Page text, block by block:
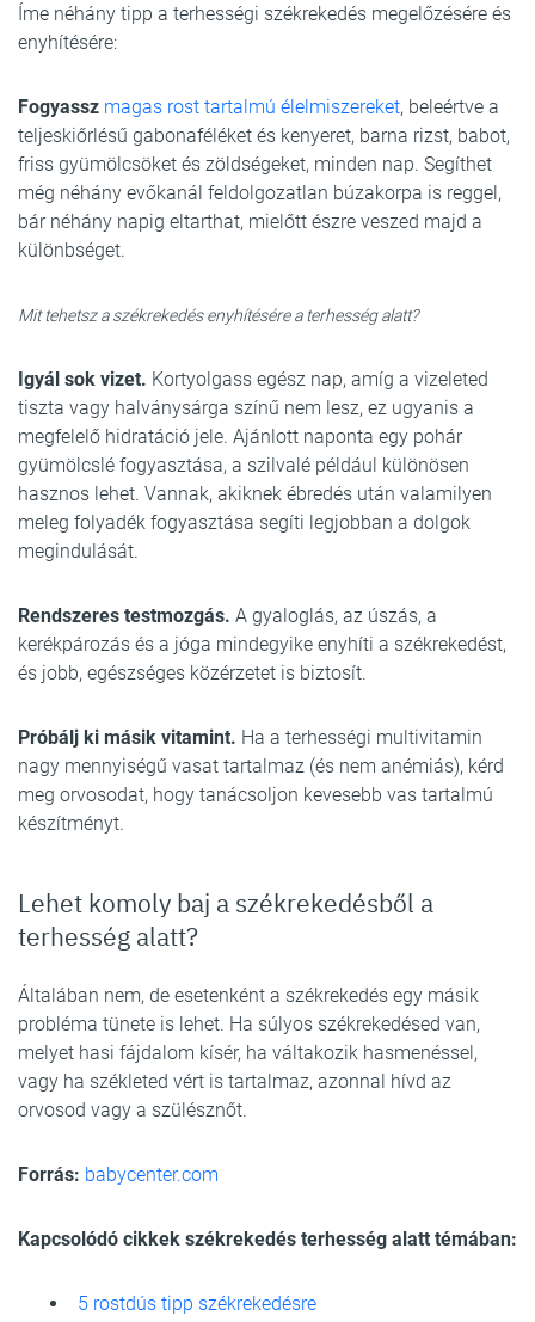
Íme néhány tipp a terhességi székrekedés megelőzésére és
enyhítésére:
Fogyassz magas rost tartalmú élelmiszereket, beleértve a
teljeskiőrlésű gabonaféléket és kenyeret, barna rizst, babot,
friss gyümölcsöket és zöldségeket, minden nap. Segíthet
még néhány evőkanál feldolgozatlan búzakorpa is reggel,
bár néhány napig eltarthat, mielőtt észre veszed majd a
különbséget.
Mit tehetsz a székrekedés enyhítésére a terhesség alatt?
Igyál sok vizet. Kortyolgass egész nap, amíg a vizeleted
tiszta vagy halványsárga színű nem lesz, ez ugyanis a
megfelelő hidratáció jele. Ajánlott naponta egy pohár
gyümölcslé fogyasztása, a szilvalé például különösen
hasznos lehet. Vannak, akiknek ébredés után valamilyen
meleg folyadék fogyasztása segíti legjobban a dolgok
megindulását.
Rendszeres testmozgás. A gyaloglás, az úszás, a
kerékpározás és a jóga mindegyike enyhíti a székrekedést,
és jobb, egészséges közérzetet is biztosít.
Próbálj ki másik vitamint. Ha a terhességi multivitamin
nagy mennyiségű vasat tartalmaz (és nem anémiás), kérd
meg orvosodat, hogy tanácsoljon kevesebb vas tartalmú
készítményt.
Lehet komoly baj a székrekedésből a
terhesség alatt?
Általában nem, de esetenként a székrekedés egy másik
probléma tünete is lehet. Ha súlyos székrekedésed van,
melyet hasi fájdalom kísér, ha váltakozik hasmenéssel,
vagy ha székleted vért is tartalmaz, azonnal hívd az
orvosod vagy a szülésznőt.
Forrás: babycenter.com
Kapcsolódó cikkek székrekedés terhesség alatt témában:
5 rostdús tipp székrekedésre